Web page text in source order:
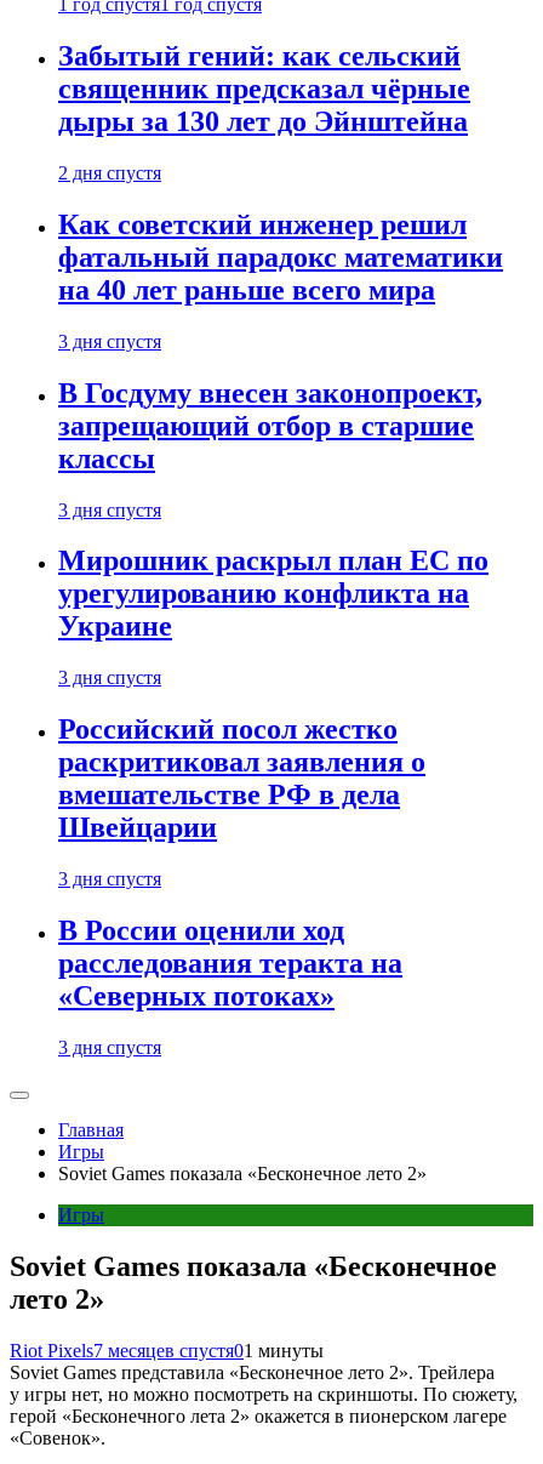
1 год спустя 1 год спустя
Забытый гений: как сельский
священник предсказал чёрные
дыры за 130 лет до Эйнштейна
2 дня спустя
Как советский инженер решил
фатальный парадокс математики
на 40 лет раньше всего мира
3 дня спустя
В Госдуму внесен законопроект,
запрещающий отбор в старшие
классы
3 дня спустя
Мирошник раскрыл план ЕС по
урегулированию конфликта на
Украине
3 дня спустя
Российский посол жестко
раскритиковал заявления о
вмешательстве РФ в дела
Швейцарии
3 дня спустя
В России оценили ход
расследования теракта на
«Северных потоках»
3 дня спустя
Главная
Игры
Soviet Games показала «Бесконечное лето 2»
Игры
Soviet Games показала «Бесконечное
лето 2»
Riot Pixels7 месяцев спустя01 минуты
Soviet Games представила «Бесконечное лето 2». Трейлера
у игры нет, но можно посмотреть на скриншоты. По сюжету,
герой «Бесконечного лета 2» окажется в пионерском лагере
«Совенок».